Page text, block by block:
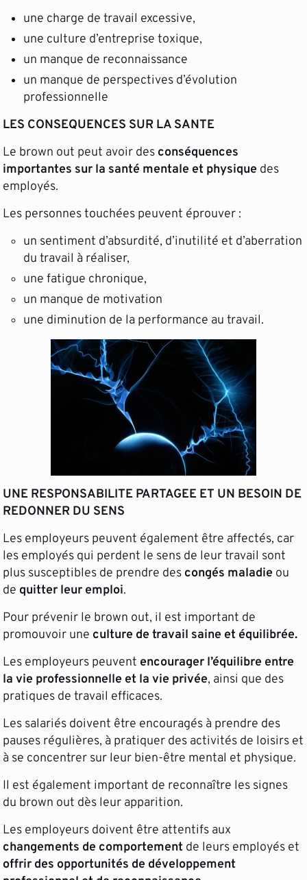
une charge de travail excessive,
une culture d’entreprise toxique,
un manque de reconnaissance
un manque de perspectives d’évolution
professionnelle
LES CONSEQUENCES SUR LA SANTE
Le brown out peut avoir des conséquences
importantes sur la santé mentale et physique des
employés.
Les personnes touchées peuvent éprouver :
un sentiment d’absurdité, d’inutilité et d’aberration
du travail à réaliser,
une fatigue chronique,
un manque de motivation
une diminution de la performance au travail.
UNE RESPONSABILITE PARTAGEE ET UN BESOIN DE
REDONNER DU SENS
Les employeurs peuvent également être affectés, car
les employés qui perdent le sens de leur travail sont
plus susceptibles de prendre des congés maladie ou
de quitter leur emploi.
Pour prévenir le brown out, il est important de
promouvoir une culture de travail saine et équilibrée.
Les employeurs peuvent encourager l’équilibre entre
la vie professionnelle et la vie privée, ainsi que des
pratiques de travail efficaces.
Les salariés doivent être encouragés à prendre des
pauses régulières, à pratiquer des activités de loisirs et
à se concentrer sur leur bien-être mental et physique.
Il est également important de reconnaître les signes
du brown out dès leur apparition.
Les employeurs doivent être attentifs aux
changements de comportement de leurs employés et
offrir des opportunités de développement